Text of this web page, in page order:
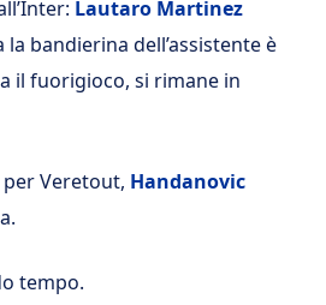
Lautaro Martinez
la bandierina dell’assistente è
il fuorigioco, si rimane in
per Veretout, Handanovic
tempo.